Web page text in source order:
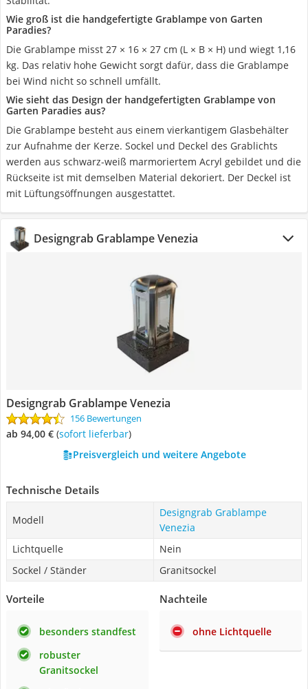
Wie groß ist die handgefertigte Grablampe von Garten
Paradies?
Die Grablampe misst 27 × 16 × 27 cm (L × B × H) und wiegt 1,16
kg. Das relativ hohe Gewicht sorgt dafür, dass die Grablampe
bei Wind nicht so schnell umfällt.
Wie sieht das Design der handgefertigten Grablampe von
Garten Paradies aus?
Die Grablampe besteht aus einem vierkantigem Glasbehälter
zur Aufnahme der Kerze. Sockel und Deckel des Grablichts
werden aus schwarz-weiß marmoriertem Acryl gebildet und die
Rückseite ist mit demselben Material dekoriert. Der Deckel ist
mit Lüftungsöffnungen ausgestattet.
Designgrab Grablampe Venezia
Designgrab Grablampe Venezia
156 Bewertungen
ab 94,00 € ( Sofort lieferbar)
Preisvergleich und weitere Angebote
Technische Details
Modell
Designgrab Grablampe
Venezia
Lichtquelle
Nein
Sockel / Ständer
Granitsockel
Vorteile
besonders standfest
robuster
Granitsockel
Nachteile
ohne Lichtquelle